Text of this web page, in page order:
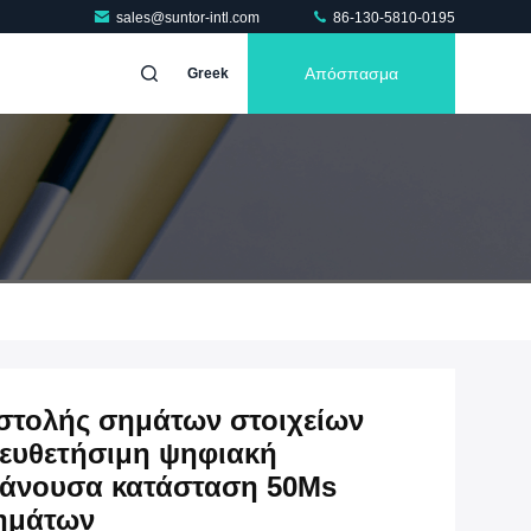
sales@suntor-intl.com 86-130-5810-0195
Greek Απόσπασμα
σημάτων στοιχείων
ψηφιακή
κατάσταση 50Ms